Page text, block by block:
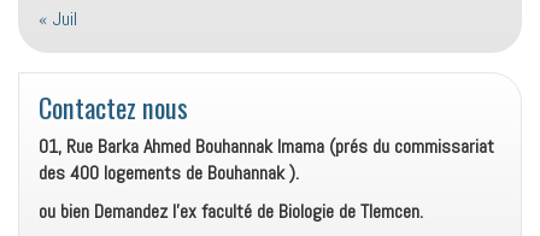
« Juil
Contactez nous
01, Rue Barka Ahmed Bouhannak Imama (prés du commissariat
des 400 logements de Bouhannak ).
ou bien Demandez l’ex faculté de Biologie de Tlemcen.